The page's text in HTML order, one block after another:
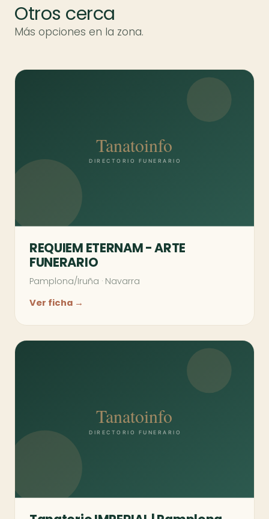
Otros cerca
Más opciones en la zona.
REQUIEM ETERNAM - ARTE
FUNERARIO
Pamplona/Iruña · Navarra
Ver ficha →